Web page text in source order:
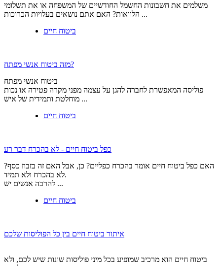
משלמים את חשבונות החשמל החודשיים של המשפחה או את תשלומי
הלוואות? האם אתם נושאים בעלויות הכרוכות ...
ביטוח חיים
מזה ביטוח אנשי מפתח?
ביטוח אנשי מפתח
פוליסה המאפשרת לחברה להגן על עצמה מפני מקרה פטירה או נכות
מוחלטת ותמידית של איש ...
ביטוח חיים
כפל ביטוח חיים - לא בהכרח דבר רע
האם כפל ביטוח חיים אומר בהכרח כפליים? כן, אבל האם זה בזבוז כסף?
לא בהכרח ולא תמיד.
להרבה אנשים יש ...
ביטוח חיים
איתור ביטוח חיים בין כל הפוליסות שלכם
ביטוח חיים הוא מרכיב שמופיע בכל מיני פוליסות שונות שיש לכם, ולא